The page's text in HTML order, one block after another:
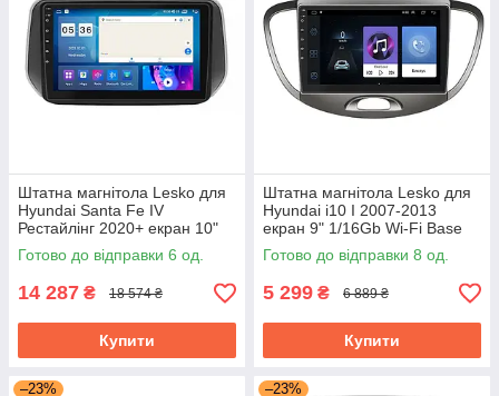
Штатна магнітола Lesko для
Hyundai Santa Fe IV
Рестайлінг 2020+ екран 10"
4/64Gb CarPlay 4G Wi-Fi GPS
Prime
Готово до відправки 6 од.
14 287 ₴ 18 574 ₴
Купити
Штатна магнітола Lesko для
Hyundai i10 I 2007-2013
екран 9" 1/16Gb Wi-Fi Base
Хюндай Android
Готово до відправки 8 од.
5 299 ₴ 6 889 ₴
Купити
–23% –23%